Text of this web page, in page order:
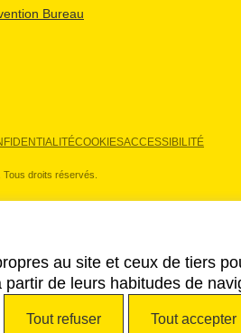
Bureau
COOKIESACCESSIBILITÉ
droits réservés.
au site et ceux de tiers
partir de leurs habitudes de
Tout refuser Tout accepter